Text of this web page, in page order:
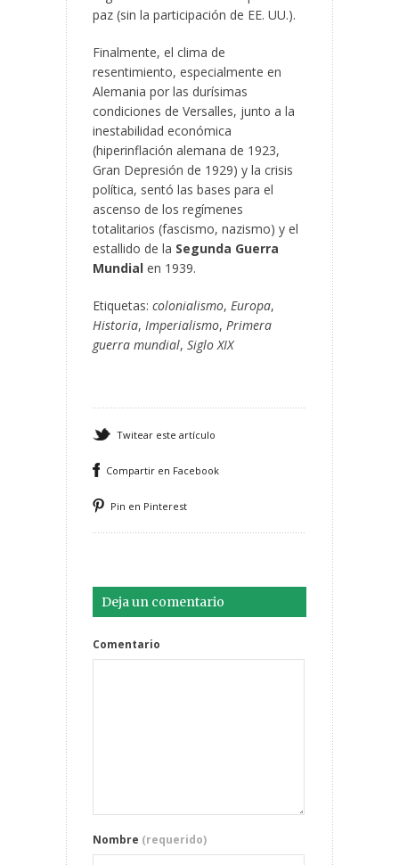
paz (sin la participación de EE. UU.).
Finalmente, el clima de
resentimiento, especialmente en
Alemania por las durísimas
condiciones de Versalles, junto a la
inestabilidad económica
(hiperinflación alemana de 1923,
Gran Depresión de 1929) y la crisis
política, sentó las bases para el
ascenso de los regímenes
totalitarios (fascismo, nazismo) y el
estallido de la Segunda Guerra
Mundial en 1939.
Etiquetas: colonialismo, Europa,
Historia, Imperialismo, Primera
guerra mundial, Siglo XIX
Twitear este artículo
Compartir en Facebook
Pin en Pinterest
Deja un comentario
Comentario
Nombre (requerido)